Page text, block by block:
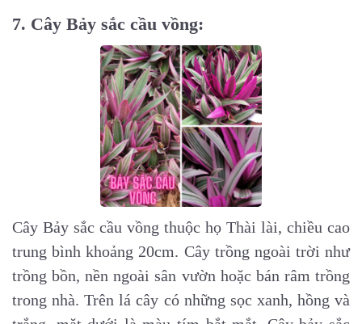
7. Cây Bảy sắc cầu vồng:
Cây Bảy sắc cầu vồng thuộc họ Thài lài, chiều cao
trung bình khoảng 20cm. Cây trồng ngoài trời như
trồng bồn, nền ngoài sân vườn hoặc bán râm trồng
trong nhà.Trên lá cây có những sọc xanh, hồng và